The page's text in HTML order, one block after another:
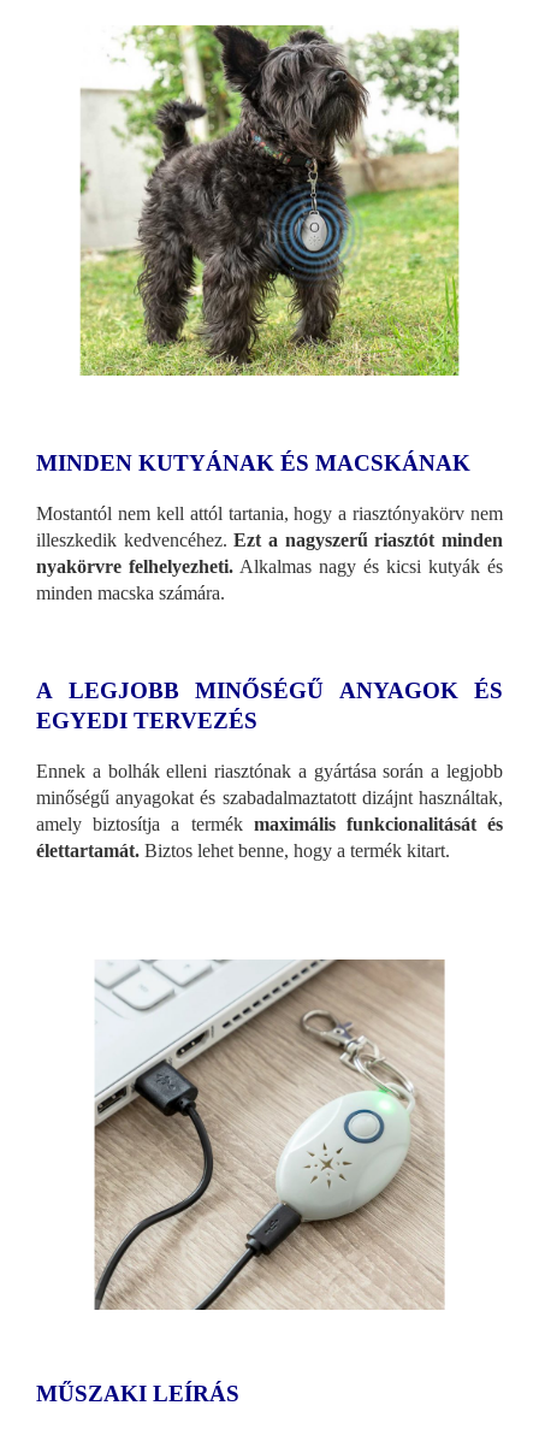
MINDEN KUTYÁNAK ÉS MACSKÁNAK
Mostantól nem kell attól tartania, hogy a riasztónyakörv nem
illeszkedik kedvencéhez.Ezt a nagyszerű riasztót minden
nyakörvre felhelyezheti. Alkalmas nagy és kicsi kutyák és
minden macska számára.
A LEGJOBB MINŐSÉGŰ ANYAGOK ÉS
EGYEDI TERVEZÉS
Ennek a bolhák elleni riasztónak a gyártása során a legjobb
minőségű anyagokat és szabadalmaztatott dizájnt használtak,
amely biztosítja a termék maximális funkcionalitását és
élettartamát. Biztos lehet benne, hogy a termék kitart.
MŰSZAKI LEÍRÁS